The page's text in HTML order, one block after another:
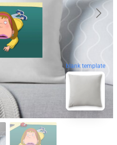
blank template